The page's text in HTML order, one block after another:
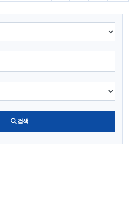
검색